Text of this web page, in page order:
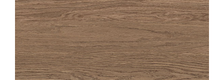
NOISETTE
20X180 20X120